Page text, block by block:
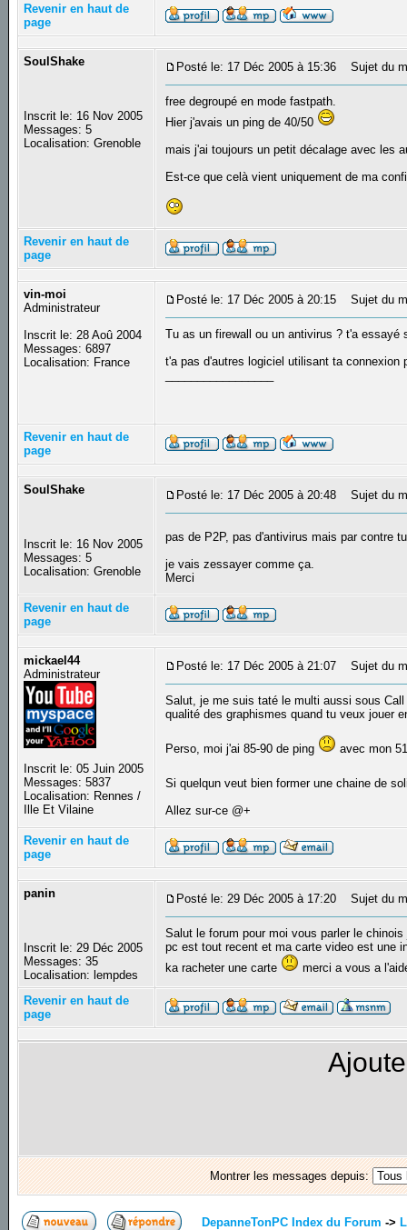
Revenir en haut de
page
SoulShake
Inscrit le: 16 Nov 2005
Messages: 5
Localisation: Grenoble
Posté le: 17 Déc 2005 à 15:36 Sujet du
free degroupé en mode fastpath.
Hier j'avais un ping de 40/50
mais j'ai toujours un petit décalage avec les
Est-ce que celà vient uniquement de ma
Revenir en haut de
page
vin-moi
Administrateur
Inscrit le: 28 Aoû 2004
Messages: 6897
Localisation: France
Posté le: 17 Déc 2005 à 20:15 Sujet du
Tu as un firewall ou un antivirus ? t'a essayé
t'a pas d'autres logiciel utilisant ta
Revenir en haut de
page
SoulShake
Inscrit le: 16 Nov 2005
Messages: 5
Localisation: Grenoble
Posté le: 17 Déc 2005 à 20:48 Sujet du
pas de P2P, pas d'antivirus mais par contre
je vais zessayer comme ça.
Merci
Revenir en haut de
page
mickael44
Administrateur
Inscrit le: 05 Juin 2005
Messages: 5837
Localisation: Rennes /
Ille Et Vilaine
Posté le: 17 Déc 2005 à 21:07 Sujet du
Salut, je me suis taté le multi aussi sous
qualité des graphismes quand tu veux jouer
Perso, moi j'ai 85-90 de ping avec mon
Si quelqun veut bien former une chaine de
Allez sur-ce @+
Revenir en haut de
page
panin
Inscrit le: 29 Déc 2005
Messages: 35
Localisation: lempdes
Posté le: 29 Déc 2005 à 17:20 Sujet du
Salut le forum pour moi vous parler le
pc est tout recent et ma carte video est une
ka racheter une carte
merci a vous a
Revenir en haut de
page
Montrer les messages depuis:
DepanneTonPC Index du Forum ->